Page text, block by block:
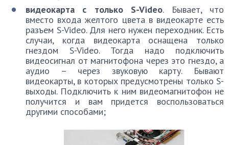
видеокарта с только S-Video. Бывает, что
вместо входа желтого цвета в видеокарте есть
разъем S-Video. Для него нужен переходник. Есть
случаи, когда видеокарта оснащена только
гнездом S-Video. Тогда надо подключить
видеосигнал от магнитофона через это гнездо, а
аудио – через звуковую карту. Бывают
видеокарты, в которых предусмотрены только S-
выходы. Подключить к ним видеомагнитофон не
получится и вам придется воспользоваться
другими способами;